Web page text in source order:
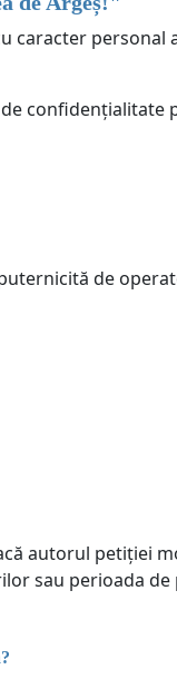
caracter personal
confidențialitate
de
autorul petiției
sau perioada de